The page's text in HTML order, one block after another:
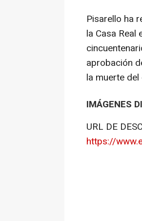
Pisarello ha
la Casa
aprobación
la muerte
IMÁGENES
URL DE
https://